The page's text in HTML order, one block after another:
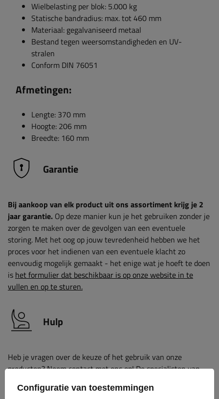
Wielbelasting per blok: 5.000 kg
Statische bandradius: max. tot 460 mm
Materiaal: gegalvaniseerd metaal
Bestand tegen weersomstandigheden en UV-
stralen
Conform DIN 76051
Afmetingen:
Lengte: 370 mm
Hoogte: 206 mm
Breedte: 160 mm
Garantie
Bij aankoop van elk product uit ons assortiment krijg je 2
jaar garantie. Op deze manier kun je het gebruiken zonder je
zorgen te maken over de gevolgen van een eventuele
storing. Met het oog op jouw tevredenheid hebben we het
proces voor het indienen van een eventuele klacht zo
eenvoudig mogelijk gemaakt - het enige wat je hoeft te doen
is het formulier dat beschikbaar is op onze website in te
vullen en op te sturen.
Hulp
Heb je vragen over de keuze of het gebruik van onze
producten? Neem contact met ons op! De specialisten van
Configuratie van toestemmingen